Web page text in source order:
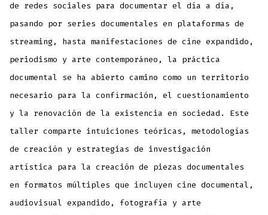
de redes sociales para documentar el día a día,
pasando por series documentales en plataformas de
streaming, hasta manifestaciones de cine expandido,
periodismo y arte contemporáneo, la práctica
documental se ha abierto camino como un territorio
necesario para la confirmación, el cuestionamiento
y la renovación de la existencia en sociedad. Este
taller comparte intuiciones teóricas, metodologías
de creación y estrategias de investigación
artística para la creación de piezas documentales
en formatos múltiples que incluyen cine documental,
audiovisual expandido, fotografía y arte